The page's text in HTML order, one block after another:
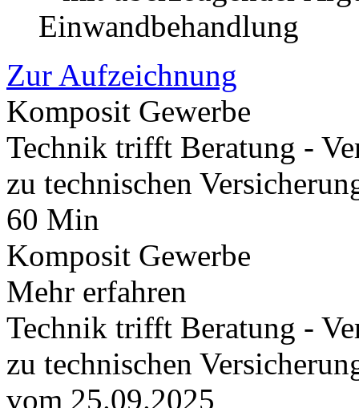
Einwandbehandlung
Zur Aufzeichnung
Komposit Gewerbe
Technik trifft Beratung -
zu technischen
60 Min
Komposit Gewerbe
Mehr erfahren
Technik trifft Beratung -
zu technischen
vom 25.09.2025